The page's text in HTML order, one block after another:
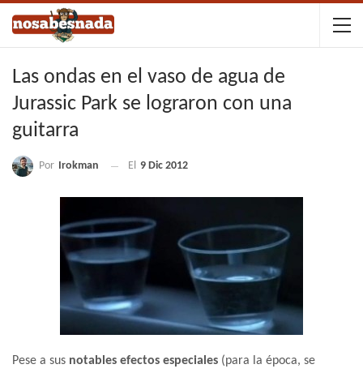
Las ondas en el vaso de agua de
Jurassic Park se lograron con una
guitarra
Por Irokman El 9 Dic 2012
Pese a sus notables efectos especiales (para la época, se